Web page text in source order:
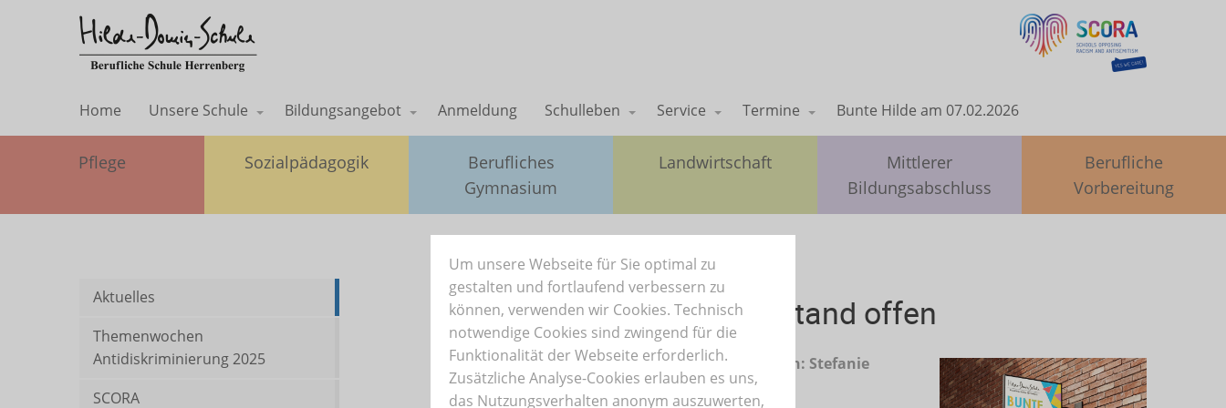
Home Unsere Schule Bildungsangebot Anmeldung Schulleben Service Termine Bunte Hilde am 07.02.2026
Pflege Sozialpädagogik
Berufliches
Gymnasium
Landwirtschaft
Mittlerer
Bildungsabschluss
Berufliche
Vorbereitung
Aktuelles
Themenwochen
Antidiskriminierung 2025
SCORA
07.02.2026
Bunte Hilde - unsere Tür stand offen
Text: Stefanie Seibert-Sproten, Fotoimpressionen: Stefanie
Seibert-Sproten
Um unsere Webseite für Sie optimal zu
gestalten und fortlaufend verbessern zu
können, verwenden wir Cookies. Technisch
notwendige Cookies sind zwingend für die
Funktionalität der Webseite erforderlich.
Zusätzliche Analyse-Cookies erlauben es uns,
das Nutzungsverhalten anonym auszuwerten,